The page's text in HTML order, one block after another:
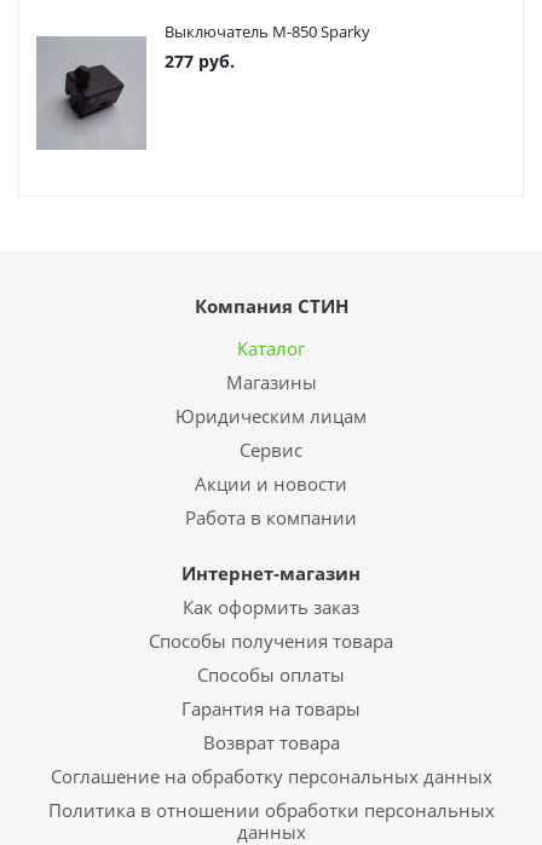
Выключатель М-850 Sparky
277 руб.
Компания СТИН
Каталог
Магазины
Юридическим лицам
Сервис
Акции и новости
Работа в компании
Интернет-магазин
Как оформить заказ
Способы получения товара
Способы оплаты
Гарантия на товары
Возврат товара
Соглашение на обработку персональных данных
Политика в отношении обработки персональных
данных